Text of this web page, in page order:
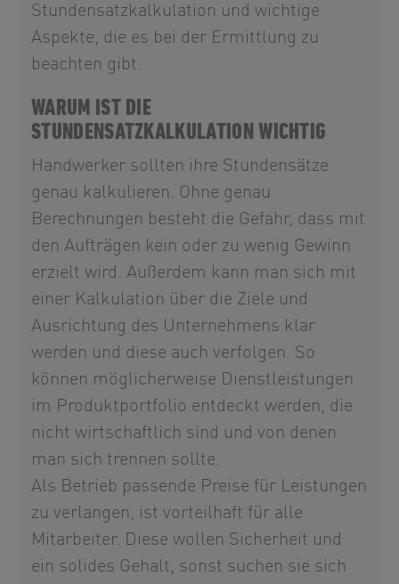
Stundensatzkalkulation und wichtige
Aspekte, die es bei der Ermittlung zu
beachten gibt.
WARUM IST DIE
STUNDENSATZKALKULATION WICHTIG
Handwerker sollten ihre Stundensätze
genau kalkulieren. Ohne genau
Berechnungen besteht die Gefahr, dass mit
den Aufträgen kein oder zu wenig Gewinn
erzielt wird. Außerdem kann man sich mit
einer Kalkulation über die Ziele und
Ausrichtung des Unternehmens klar
werden und diese auch verfolgen. So
können möglicherweise Dienstleistungen
im Produktportfolio entdeckt werden, die
nicht wirtschaftlich sind und von denen
man sich trennen sollte.
Als Betrieb passende Preise für Leistungen
zu verlangen, ist vorteilhaft für alle
Mitarbeiter. Diese wollen Sicherheit und
ein solides Gehalt, sonst suchen sie sich